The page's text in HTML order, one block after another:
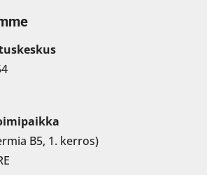
B5, 1. kerros)